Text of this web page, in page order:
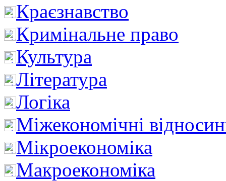
Краєзнавство
Кримінальне право
Культура
Література
Логіка
Міжекономічні
Мікроекономіка
Макроекономіка